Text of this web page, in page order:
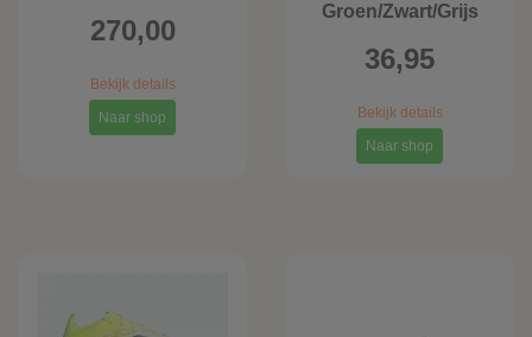
270,00
Bekijk details
Naar shop
Groen/Zwart/Grijs
36,95
Bekijk details
Naar shop